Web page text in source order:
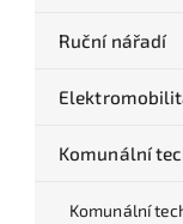
Ruční nářadí
Komunální
Komunální